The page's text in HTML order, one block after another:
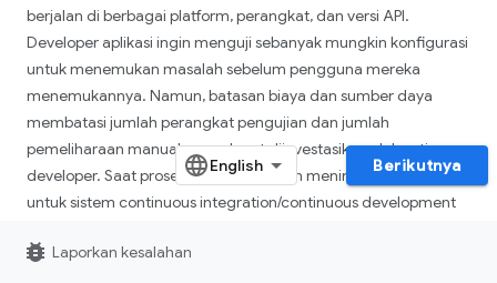
berjalan di berbagai platform, perangkat, dan versi API.
Developer aplikasi ingin menguji sebanyak mungkin konfigurasi
untuk menemukan masalah sebelum pengguna mereka
menemukannya. Namun, batasan biaya dan sumber daya
membatasi jumlah perangkat pengujian dan jumlah
pemeliharaan manual yang dapat diinvestasikan oleh setiap
developer. Saat proses pengembangan meningkat, terutama
untuk sistem continuous integration/continuous development
meminimalkan biaya dan upaya pemeliharaan.
Berikutnya
bug_report Laporkan kesalahan